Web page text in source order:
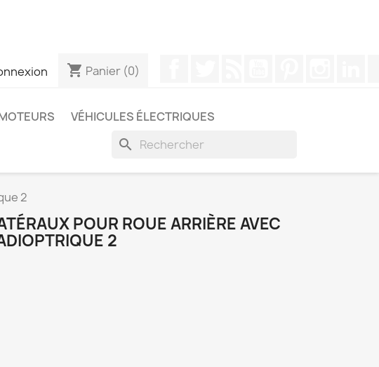
shopping_cart Panier (0)
VÉHICULES ÉLECTRIQUES
search
2
POUR ROUE ARRIÈRE AVEC
2